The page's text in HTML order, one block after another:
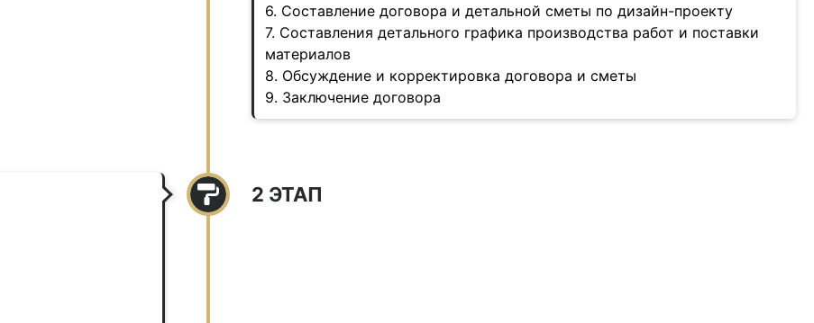
6. Составление договора и детальной сметы по дизайн-проекту
7. Составления детального графика производства работ и поставки
материалов
8. Обсуждение и корректировка договора и сметы
9. Заключение договора
2 ЭТАП